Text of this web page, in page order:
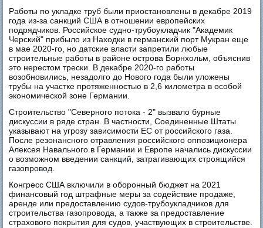
Работы по укладке труб были приостановлены в декабре 2019
года из-за санкций США в отношении европейских
подрядчиков. Российское судно-трубоукладчик "Академик
Черский" прибыло из Находки в германский порт Мукран еще
в мае 2020-го, но датские власти запретили любые
строительные работы в районе острова Борнхольм, объяснив
это нерестом трески. В декабре 2020-го работы
возобновились, незадолго до Нового года были уложены
трубы на участке протяженностью в 2,6 километра в особой
экономической зоне Германии.
Строительство "Северного потока - 2" вызвало бурные
дискуссии в ряде стран. В частности, Соединенные Штаты
указывают на угрозу зависимости ЕС от российского газа.
После резонансного отравления российского оппозиционера
Алексея Навального в Германии и Европе начались дискуссии
о возможном введении санкций, затрагивающих строящийся
газопровод.
Конгресс США включили в оборонный бюджет на 2021
финансовый год штрафные меры за содействие продаже,
аренде или предоставлению судов-трубоукладчиков для
строительства газопровода, а также за предоставление
страхового покрытия для судов, участвующих в строительстве.